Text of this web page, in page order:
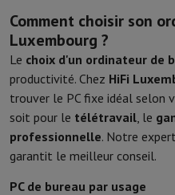
Comment choisir son
Luxembourg ?
Le choix d'un ordinateur de
productivité. Chez HiFi
trouver le PC fixe idéal selon
soit pour le télétravail, le
professionnelle. Notre
garantit le meilleur conseil.
PC de bureau par usage